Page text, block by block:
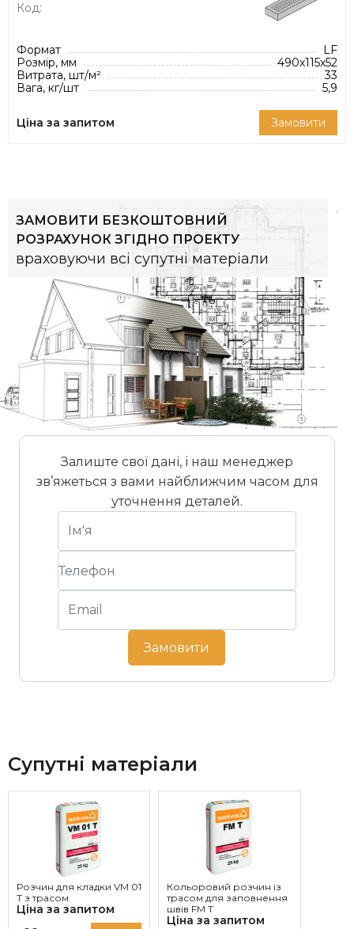
Код:
Формат
LF
Розмір, мм
490х115х52
Витрата, шт/м²
33
Вага, кг/шт
5,9
Ціна за запитом Замовити
ЗАМОВИТИ БЕЗКОШТОВНИЙ
РОЗРАХУНОК ЗГІДНО ПРОЕКТУ
враховуючи всі супутні матеріали
Залиште свої дані, і наш менеджер
зв’яжеться з вами найближчим часом для
уточнення деталей.
Замовити
Супутні матеріали
Розчин для кладки VM 01
T з трасом
Ціна за запитом
Кольоровий розчин із
трасом для заповнення
швів FM T
Ціна за запитом